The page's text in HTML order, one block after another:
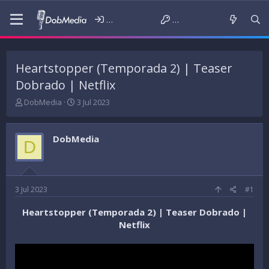
Iniciar sessão Criar conta
Heartstopper (Temporada 2) | Teaser
Dobrado | Netflix
T
r
e
a
d
t
a
r
t
DobMedia
D
t
a
d
n
c
i
3 Jul 2023
D DobMedia
3 Jul 2023 #1
Heartstopper (Temporada 2) | Teaser Dobrado |
Netflix